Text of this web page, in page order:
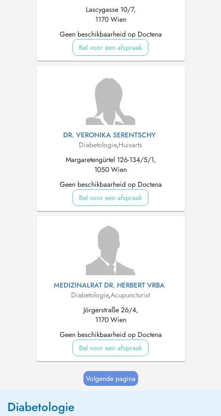
Lascygasse 10/7,
1170 Wien
Geen beschikbaarheid op Doctena
Bel voor een afspraak
DR. VERONIKA SERENTSCHY
Diabetologie,Huisarts
Margaretengürtel 126-134/5/1,
1050 Wien
Geen beschikbaarheid op Doctena
Bel voor een afspraak
MEDIZINALRAT DR. HERBERT VRBA
Diabetologie,Acupuncturist
Jörgerstraße 26/4,
1170 Wien
Geen beschikbaarheid op Doctena
Bel voor een afspraak
Volgende pagina
Diabetologie